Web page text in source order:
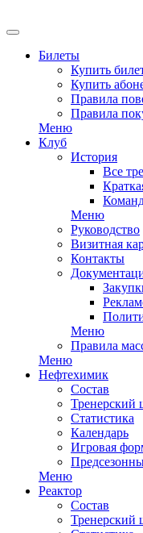
Билеты
Купить
Купить
Правила
Правила
Меню
Клуб
История
Все
Меню
Руководство
Визитная
Контакты
Меню
Правила
Меню
Нефтехимик
Состав
Тренерский
Статистика
Календарь
Игровая
Меню
Реактор
Состав
Тренерский